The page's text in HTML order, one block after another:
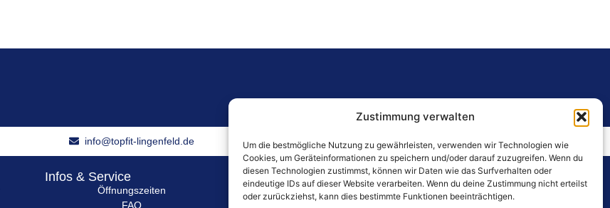
Zustimmung verwalten
Um die bestmögliche Nutzung zu gewährleisten, verwenden wir Technologien wie
Cookies, um Geräteinformationen zu speichern und/oder darauf zuzugreifen. Wenn du
diesen Technologien zustimmst, können wir Daten wie das Surfverhalten oder
eindeutige IDs auf dieser Website verarbeiten. Wenn du deine Zustimmung nicht erteilst
oder zurückziehst, kann dies bestimmte Funktionen beeinträchtigen.
info@topfit-lingenfeld.de Im Oberwald 8 • 67360 Lingenfeld Kontaktformular
Infos & Service
Öffnungszeiten
FAQ
Karriere
Offene Jobs
Rechtliches
AGB
Hausordnungen